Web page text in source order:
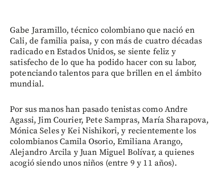
Gabe Jaramillo, técnico colombiano que nació en
Cali, de familia paisa, y con más de cuatro décadas
radicado en Estados Unidos, se siente feliz y
satisfecho de lo que ha podido hacer con su labor,
potenciando talentos para que brillen en el ámbito
mundial.
Por sus manos han pasado tenistas como Andre
Agassi, Jim Courier, Pete Sampras, María Sharapova,
Mónica Seles y Kei Nishikori, y recientemente los
colombianos Camila Osorio, Emiliana Arango,
Alejandro Arcila y Juan Miguel Bolívar, a quienes
acogió siendo unos niños (entre 9 y 11 años).